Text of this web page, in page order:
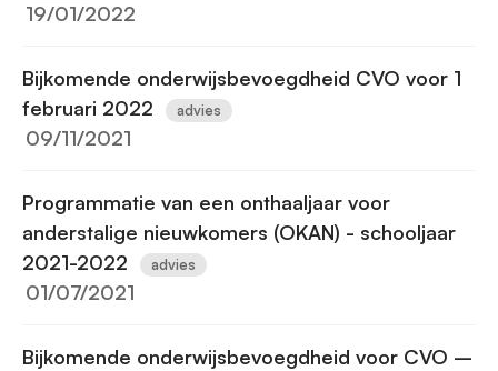
19/01/2022
Bijkomende onderwijsbevoegdheid CVO voor 1
februari 2022
advies
09/11/2021
Programmatie van een onthaaljaar voor
anderstalige nieuwkomers (OKAN) - schooljaar
2021-2022
advies
01/07/2021
Bijkomende onderwijsbevoegdheid voor CVO –